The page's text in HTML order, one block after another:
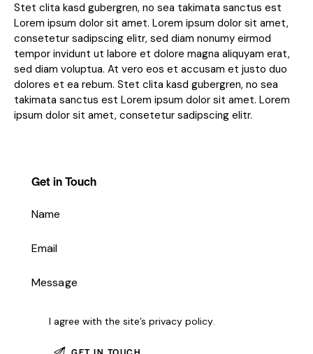
Stet clita kasd gubergren, no sea takimata sanctus est
Lorem ipsum dolor sit amet. Lorem ipsum dolor sit amet,
consetetur sadipscing elitr, sed diam nonumy eirmod
tempor invidunt ut labore et dolore magna aliquyam erat,
sed diam voluptua. At vero eos et accusam et justo duo
dolores et ea rebum. Stet clita kasd gubergren, no sea
takimata sanctus est Lorem ipsum dolor sit amet. Lorem
ipsum dolor sit amet, consetetur sadipscing elitr.
Get in Touch
I agree with the site’sprivacy policy.